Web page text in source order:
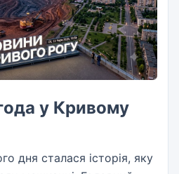
у Кривому
дня сталася історія, яку